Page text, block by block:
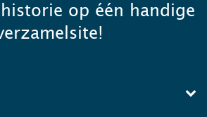
op één handige